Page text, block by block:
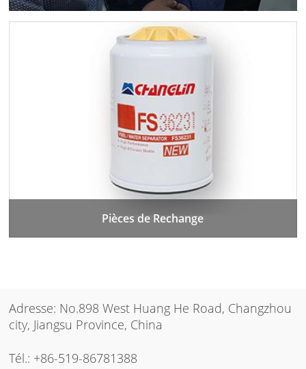
Pièces de Rechange
Adresse: No.898 West Huang He Road, Changzhou
city, Jiangsu Province, China
Tél.: +86-519-86781388